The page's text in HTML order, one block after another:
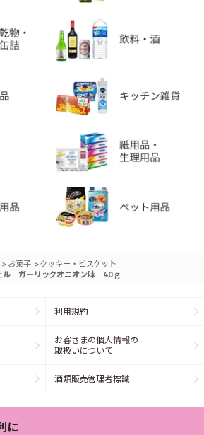
> お菓子 >クッキー・ビスケット
ル ガーリックオニオン味 40ｇ
利用規約
お客さまの個人情報の
取扱いについて
酒類販売管理者標識
に